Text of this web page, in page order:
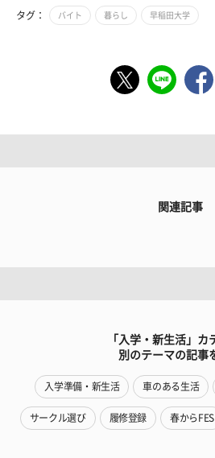
タグ： バイト 暮らし 早稲田大学
関連記事
「入学・新生活」カ
別のテーマの記事
入学準備・新生活 車のある生活
サークル選び 履修登録 春からFES